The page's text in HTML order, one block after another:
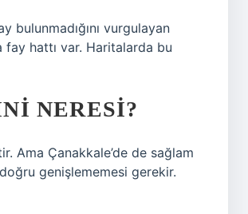
vurgulayan
fay hattı var. Haritalarda bu
NERESI?
Ama Çanakkale’de de sağlam
genişlememesi gerekir.